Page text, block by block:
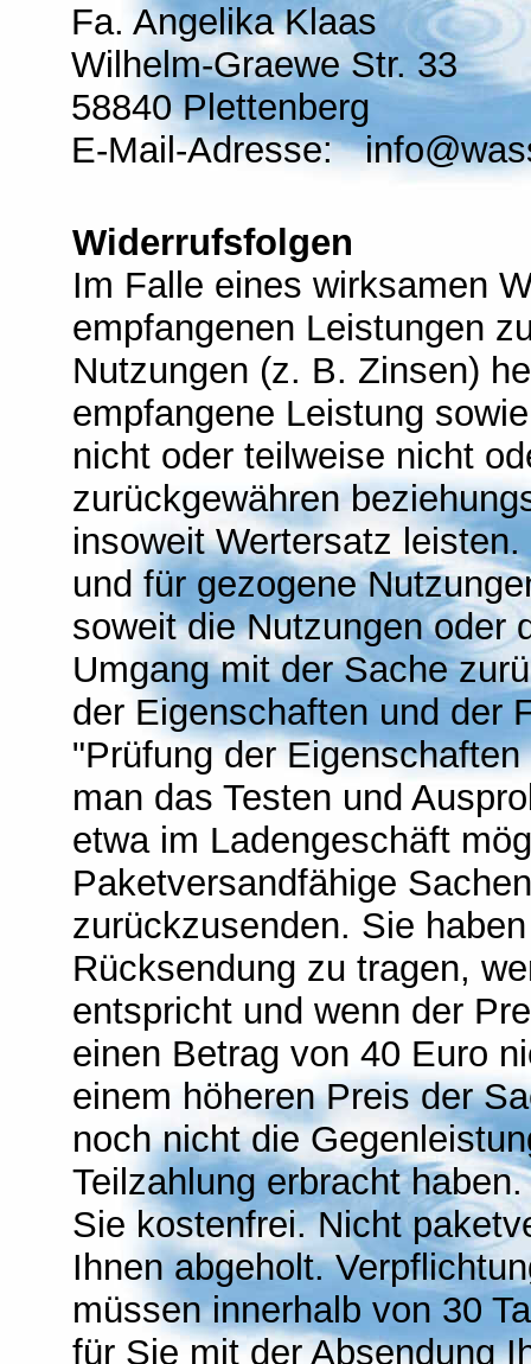
Fa. Angelika Klaas
Wilhelm-Graewe Str. 33
58840 Plettenberg
E-Mail-Adresse:
Widerrufsfolgen
Im Falle eines wirksamen
empfangenen Leistungen
Nutzungen (z. B. Zinsen)
empfangene Leistung
nicht oder teilweise nicht
zurückgewähren
insoweit Wertersatz
und für gezogene
soweit die Nutzungen oder
Umgang mit der Sache
der Eigenschaften und der
"Prüfung der
man das Testen und
etwa im Ladengeschäft
Paketversandfähige
zurückzusenden. Sie
Rücksendung zu tragen,
entspricht und wenn der
einen Betrag von 40 Euro
einem höheren Preis der
noch nicht die
Teilzahlung erbracht
Sie kostenfrei. Nicht
Ihnen abgeholt.
müssen innerhalb von 30
für Sie mit der Absendung